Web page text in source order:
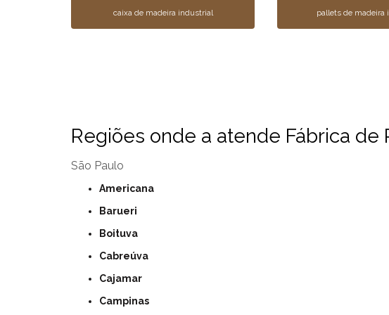
caixa de madeira industrial pallets de madeira
Regiões onde a atende Fábrica
São Paulo
Americana
Barueri
Boituva
Cabreúva
Cajamar
Campinas